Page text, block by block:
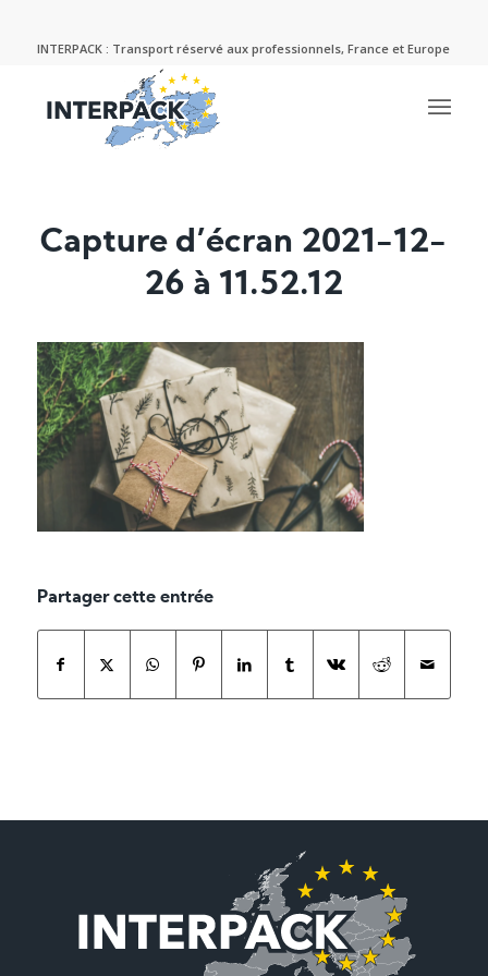
INTERPACK : Transport réservé aux professionnels, France et Europe
Capture d’écran 2021-12-
26 à 11.52.12
Partager cette entrée